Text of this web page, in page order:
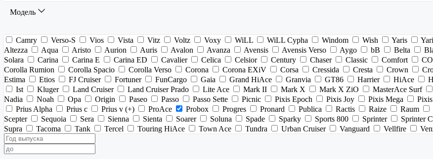
Модель
Camry Verso-S Vios Vista Vitz Voltz Voxy WiLL WiLL Cypha Windom Wish Yaris
Altezza
Aqua Aristo Aurion Auris Avalon Avanza Avensis Avensis Verso Aygo bB Belta
Solara
Carina Carina E Carina ED Cavalier Celica Celsior Century Chaser Classic Comfort
Corolla Rumion
Corolla Spacio Corolla Verso Corona Corona EXiV Corsa Cressida Cresta Crown
Estima
Etios FJ Cruiser Fortuner FunCargo Gaia Grand HiAce Granvia GT86 Harrier HiAce
Ist
Kluger Land Cruiser Land Cruiser Prado Lite Ace Mark II Mark X Mark X ZiO MasterAce Surf
Nadia
Noah Opa Origin Paseo Passo Passo Sette Picnic Pixis Epoch Pixis Joy Pixis Mega
Prius Alpha
Prius c Prius v (+) ProAce Probox Progres Pronard Publica Ractis Raize Raum
Scepter
Sequoia Sera Sienna Sienta Soarer Soluna Spade Sparky Sports 800 Sprinter Sprinter
Supra
Tacoma Tank Tercel Touring HiAce Town Ace Tundra Urban Cruiser Vanguard Vellfire